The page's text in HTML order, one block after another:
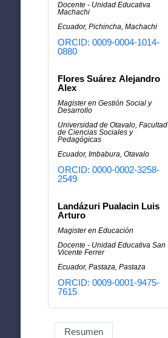
Docente - Unidad Educativa
Machachi
Ecuador, Pichincha, Machachi
ORCID: 0009-0004-1014-
0880
Flores Suárez Alejandro
Alex
Magister en Gestión Social y
Desarrollo
Universidad de Otavalo, Facultad
de Ciencias Sociales y
Pedagógicas
Ecuador, Imbabura, Otavalo
ORCID: 0000-0002-3258-
2549
Landázuri Pualacin Luis
Arturo
Magister en Educación
Docente - Unidad Educativa San
Vicente Ferrer
Ecuador, Pastaza, Pastaza
ORCID: 0009-0001-9475-
7615
Resumen